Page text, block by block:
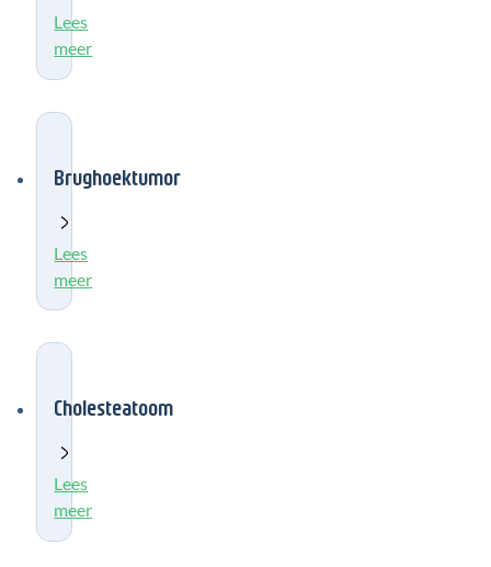
Lees
meer
Brughoektumor
Lees
meer
Cholesteatoom
Lees
meer